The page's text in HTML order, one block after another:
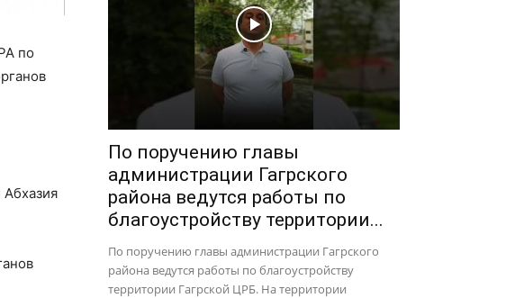
по
По поручению главы
администрации Гагрского
района ведутся работы по
благоустройству территории...
По поручению главы администрации Гагрского
района ведутся работы по благоустройству
территории Гагрской ЦРБ. На территории